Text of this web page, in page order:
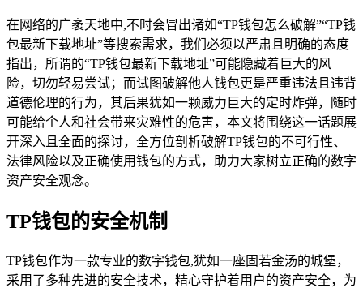
在网络的广袤天地中,不时会冒出诸如“TP钱包怎么破解”“TP钱
包最新下载地址”等搜索需求，我们必须以严肃且明确的态度
指出，所谓的“TP钱包最新下载地址”可能隐藏着巨大的风
险，切勿轻易尝试；而试图破解他人钱包更是严重违法且违背
道德伦理的行为，其后果犹如一颗威力巨大的定时炸弹，随时
可能给个人和社会带来灾难性的危害，本文将围绕这一话题展
开深入且全面的探讨，全方位剖析破解TP钱包的不可行性、
法律风险以及正确使用钱包的方式，助力大家树立正确的数字
资产安全观念。
TP钱包的安全机制
TP钱包作为一款专业的数字钱包,犹如一座固若金汤的城堡，
采用了多种先进的安全技术，精心守护着用户的资产安全，为